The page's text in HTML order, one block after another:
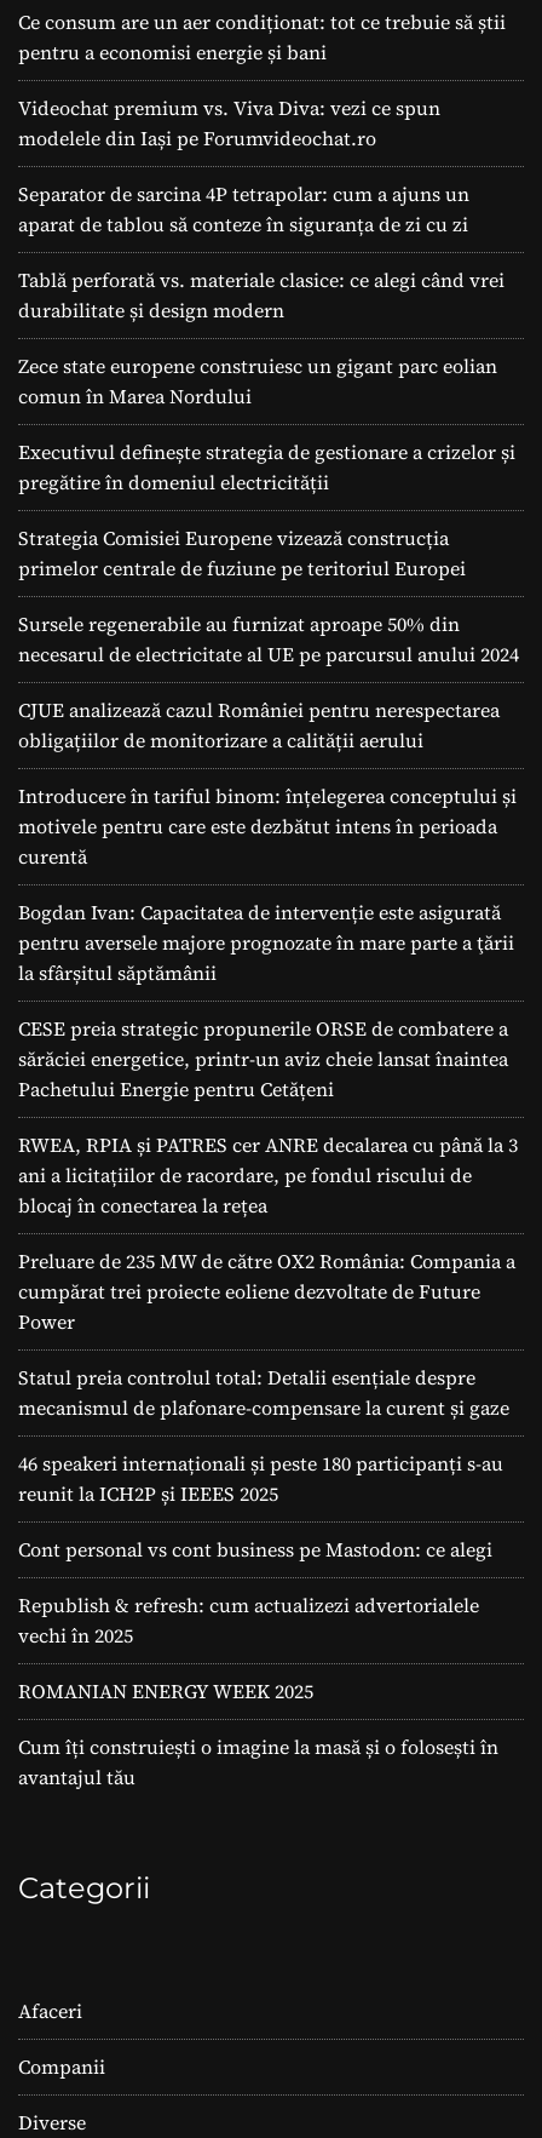
Ce consum are un aer condiționat: tot ce trebuie să știi
pentru a economisi energie și bani
Videochat premium vs. Viva Diva: vezi ce spun
modelele din Iași pe Forumvideochat.ro
Separator de sarcina 4P tetrapolar: cum a ajuns un
aparat de tablou să conteze în siguranța de zi cu zi
Tablă perforată vs. materiale clasice: ce alegi când vrei
durabilitate și design modern
Zece state europene construiesc un gigant parc eolian
comun în Marea Nordului
Executivul definește strategia de gestionare a crizelor și
pregătire în domeniul electricității
Strategia Comisiei Europene vizează construcția
primelor centrale de fuziune pe teritoriul Europei
Sursele regenerabile au furnizat aproape 50% din
necesarul de electricitate al UE pe parcursul anului 2024
CJUE analizează cazul României pentru nerespectarea
obligațiilor de monitorizare a calității aerului
Introducere în tariful binom: înțelegerea conceptului și
motivele pentru care este dezbătut intens în perioada
curentă
Bogdan Ivan: Capacitatea de intervenție este asigurată
pentru aversele majore prognozate în mare parte a ţării
la sfârșitul săptămânii
CESE preia strategic propunerile ORSE de combatere a
sărăciei energetice, printr-un aviz cheie lansat înaintea
Pachetului Energie pentru Cetățeni
RWEA, RPIA și PATRES cer ANRE decalarea cu până la 3
ani a licitațiilor de racordare, pe fondul riscului de
blocaj în conectarea la rețea
Preluare de 235 MW de către OX2 România: Compania a
cumpărat trei proiecte eoliene dezvoltate de Future
Power
Statul preia controlul total: Detalii esențiale despre
mecanismul de plafonare-compensare la curent și gaze
46 speakeri internaționali și peste 180 participanți s-au
reunit la ICH2P și IEEES 2025
Cont personal vs cont business pe Mastodon: ce alegi
Republish & refresh: cum actualizezi advertorialele
vechi în 2025
ROMANIAN ENERGY WEEK 2025
Cum îți construiești o imagine la masă și o folosești în
avantajul tău
Categorii
Afaceri
Companii
Diverse